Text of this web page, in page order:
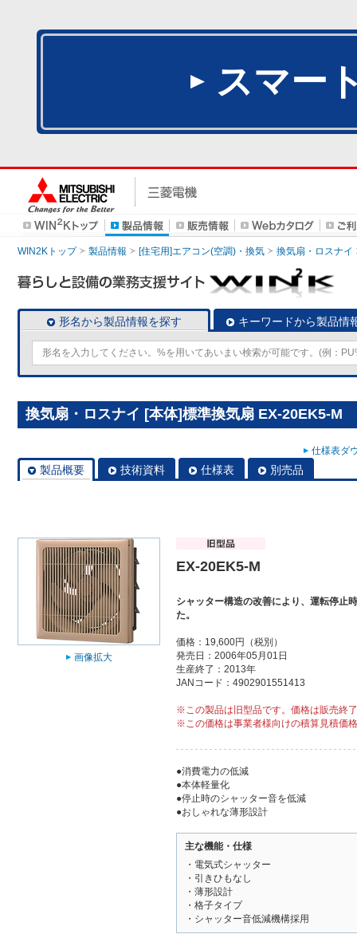
スマー
WIN2Kトップ 製品情報 [住宅用]エアコン(空調)・換気 換気扇・ロスナイ
形名から製品情報を探す キーワードから製品情
換気扇・ロスナイ [本体]標準換気扇 EX-20EK5-M
仕様表ダ
製品概要 技術資料 仕様表 別売品
画像拡大
EX-20EK5-M
シャッター構造の改善により、運転停止
た。
価格：19,600円（税別）
発売日：2006年05月01日
生産終了：2013年
JANコード：4902901551413
※この製品は旧型品です。価格は販売終
※この価格は事業者様向けの積算見積価
●消費電力の低減
●本体軽量化
●停止時のシャッター音を低減
●おしゃれな薄形設計
主な機能・仕様
・電気式シャッター
・引きひもなし
・薄形設計
・格子タイプ
・シャッター音低減機構採用